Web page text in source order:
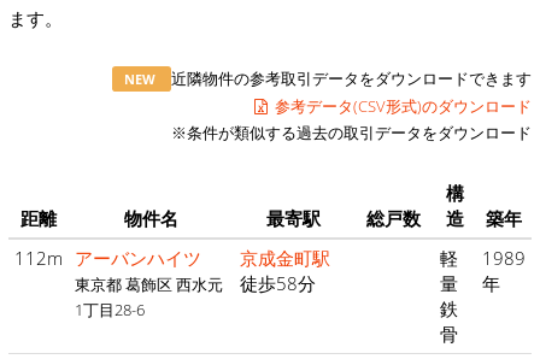
ます。
NEW
近隣物件の参考取引データをダウンロードできます
参考データ(CSV形式)のダウンロード
※条件が類似する過去の取引データをダウンロード
距離 物件名 最寄駅 総戸数
構
造
築年
112m アーバンハイツ
東京都 葛飾区 西水元
1丁目28-6
京成金町駅
徒歩58分
軽
量
鉄
骨
1989
年